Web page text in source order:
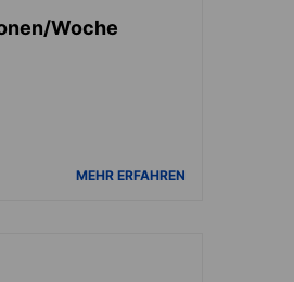
Woche
MEHR ERFAHREN